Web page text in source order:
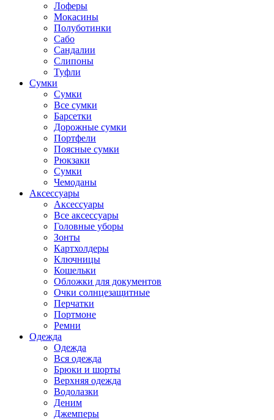
Лоферы
Мокасины
Полуботинки
Сабо
Сандалии
Слипоны
Туфли
Сумки
Сумки
Все сумки
Барсетки
Дорожные сумки
Портфели
Поясные сумки
Рюкзаки
Сумки
Чемоданы
Аксессуары
Аксессуары
Все аксессуары
Головные уборы
Зонты
Картхолдеры
Ключницы
Кошельки
Обложки для документов
Очки солнцезащитные
Перчатки
Портмоне
Ремни
Одежда
Одежда
Вся одежда
Брюки и шорты
Верхняя одежда
Водолазки
Деним
Джемперы